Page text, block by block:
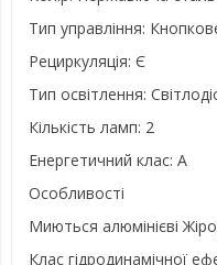
Тип управління:
Рециркуляція: Є
Тип освітлення:
Кількість ламп: 2
Енергетичний клас: A
Особливості
Миються алюмінієві
Клас гідродинамічної